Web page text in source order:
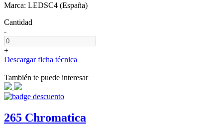
Marca: LEDSC4 (España)
Cantidad
-
+
Descargar ficha técnica
También te puede interesar
265 Chromatica